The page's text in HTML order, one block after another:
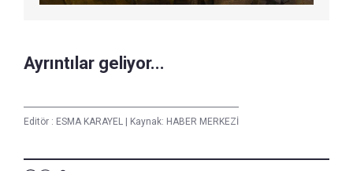
Ayrıntılar geliyor...
Editör : ESMA KARAYEL Kaynak: HABER MERKEZİ